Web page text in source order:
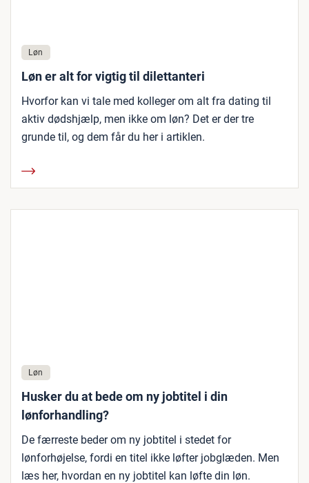
Løn
Løn er alt for vigtig til dilettanteri
Hvorfor kan vi tale med kolleger om alt fra dating til
aktiv dødshjælp, men ikke om løn? Det er der tre
grunde til, og dem får du her i artiklen.
Løn
Husker du at bede om ny jobtitel i din
lønforhandling?
De færreste beder om ny jobtitel i stedet for
lønforhøjelse, fordi en titel ikke løfter jobglæden. Men
læs her, hvordan en ny jobtitel kan løfte din løn.